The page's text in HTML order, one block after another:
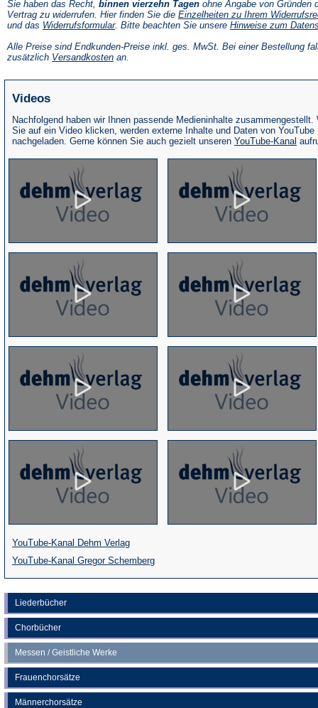
Liederbücher
Chorbücher
Messen / Geistliche Werke
Frauenchorsätze
Männerchorsätze
Sie haben das Recht, binnen vierzehn Tagen ohne Angabe von Gründen
Vertrag zu widerrufen. Hier finden Sie die Einzelheiten zu Ihrem
und das Widerrufsformular(Öffnet
einem
neuen
. Bitte beachten Sie unsere Hinweise zum
Alle Preise sind Endkunden-Preise inkl. ges. MwSt. Bei einer Bestellung
zusätzlich Versandkosten(Öffnet
an.
Videos
Nachfolgend haben wir Ihnen passende Medieninhalte zusammengestellt.
Sie auf ein Video klicken, werden externe Inhalte und Daten von YouTube
nachgeladen. Gerne können Sie auch gezielt unseren YouTube-Kanal
YouTube-Kanal Dehm Verlag(Öffnet
in
einem
neuen
Tab)
YouTube-Kanal Gregor Schemberg(Öffnet
in
einem
neuen